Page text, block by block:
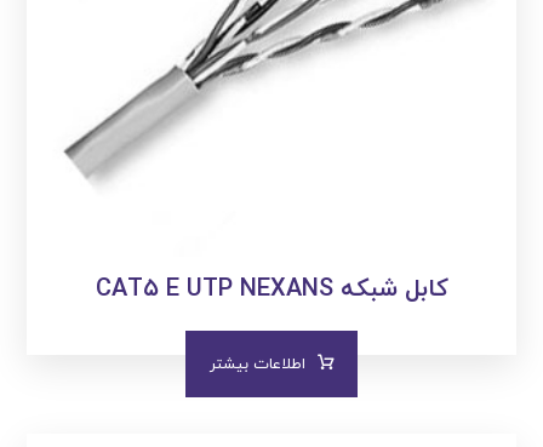
کابل شبکه CAT۵ E UTP NEXANS
اطلاعات بیشتر